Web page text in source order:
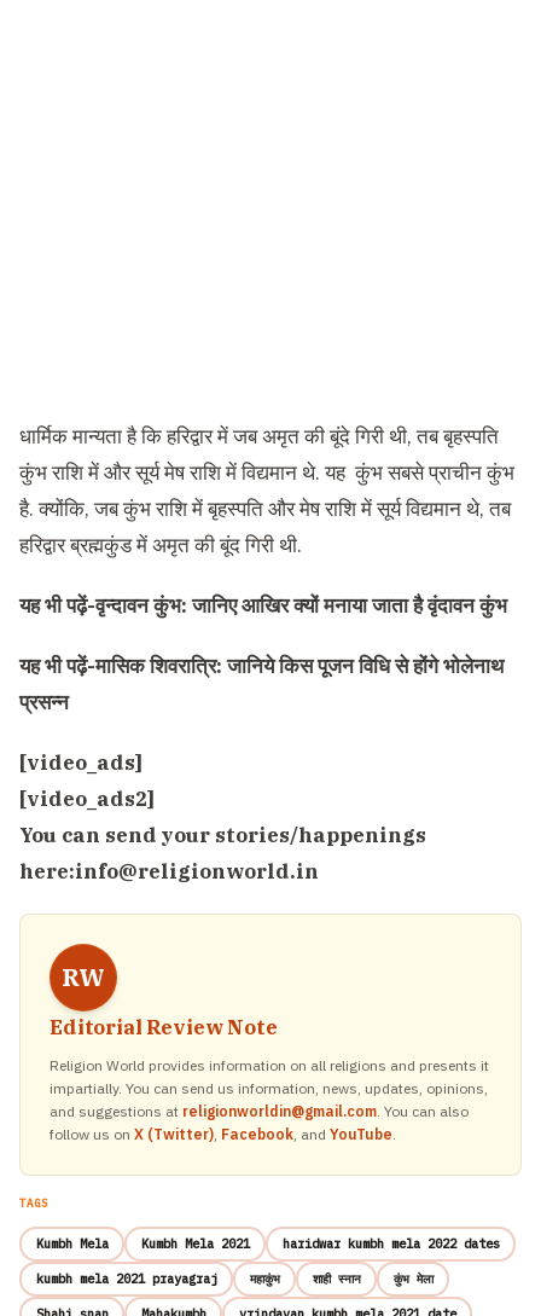
धार्मिक मान्यता है कि हरिद्वार में जब अमृत की बूंदे गिरी थी, तब बृहस्पति
कुंभ राशि में और सूर्य मेष राशि में विद्यमान थे. यह कुंभ सबसे प्राचीन कुंभ
है. क्योंकि, जब कुंभ राशि में बृहस्पति और मेष राशि में सूर्य विद्यमान थे, तब
हरिद्वार ब्रह्मकुंड में अमृत की बूंद गिरी थी.
यह भी पढ़ें-वृन्दावन कुंभ: जानिए आखिर क्यों मनाया जाता है वृंदावन कुंभ
यह भी पढ़ें-मासिक शिवरात्रि: जानिये किस पूजन विधि से होंगे भोलेनाथ
प्रसन्न
[video_ads]
[video_ads2]
You can send your stories/happenings
here:info@religionworld.in
RW
Editorial Review Note
Religion World provides information on all religions and presents it
impartially. You can send us information, news, updates, opinions,
and suggestions at religionworldin@gmail.com. You can also
follow us on X (Twitter), Facebook, and YouTube.
TAGS
Kumbh Mela Kumbh Mela 2021 haridwar kumbh mela 2022 dates
kumbh mela 2021 prayagraj महाकुंभ शाही स्नान कुंभ मेला